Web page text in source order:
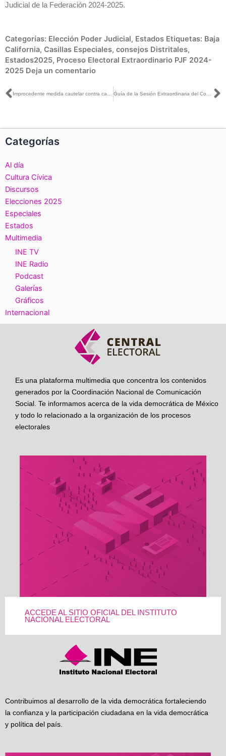
Judicial de la Federación 2024-2025.
Categorías: Elección Poder Judicial, Estados Etiquetas: Baja
California, Casillas Especiales, consejos Distritales,
Estados2025, Proceso Electoral Extraordinario PJF 2024-
2025 Deja un comentario
Ant Improcedente medida cautelar contra candidato a una magistratura de la Sala Superior Guía de la Sesión Extraordinaria del Consejo General, 27 de febrero de 2025
Categorías
Al día
Cultura Cívica
Discursos
Elecciones 2025
Especiales
Estados
Multimedia
INE TV
INE Radio
Podcast
Galerías
Gráficos
Internacional
Es una plataforma multimedia que concentra los contenidos
generados por la Coordinación Nacional de Comunicación
Social. Te informamos acerca de la vida democrática de México
y todo lo relacionado a la organización de los procesos
electorales
ACCEDE AL SITIO OFICIAL DEL INSTITUTO
NACIONAL ELECTORAL
Contribuimos al desarrollo de la vida democrática fortaleciendo
la confianza y la participación ciudadana en la vida democrática
y política del país.